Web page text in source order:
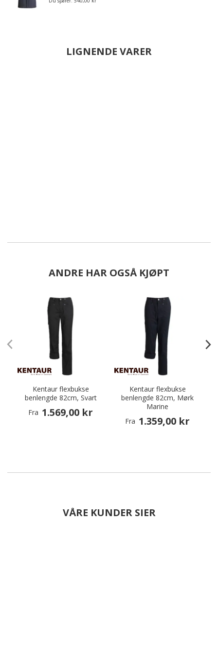
LIGNENDE VARER
ANDRE HAR OGSÅ KJØPT
Kentaur flexbukse
benlengde 82cm, Svart
Fra 1.569,00 kr
Kentaur flexbukse
benlengde 82cm, Mørk
Marine
Fra 1.359,00 kr
VÅRE KUNDER SIER